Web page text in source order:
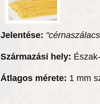
Jelentése:
Származási hely:
Átlagos mérete: 1 mm